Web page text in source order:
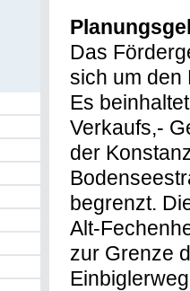
Das
sich um den
Es
Verkaufs,-
der
begrenzt.
Alt-
zur Grenze